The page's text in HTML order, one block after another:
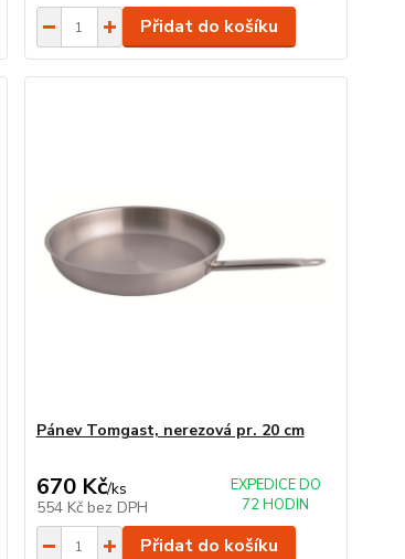
Přidat do košíku
Pánev Tomgast, nerezová pr. 20 cm
670 Kč/ks
554 Kč bez DPH
EXPEDICE DO
72 HODIN
Přidat do košíku